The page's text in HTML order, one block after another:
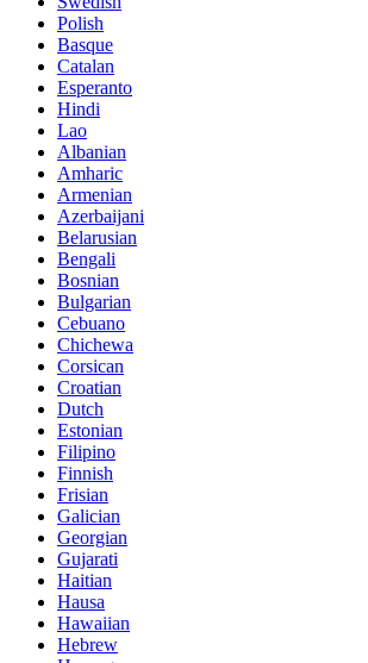
Polish
Basque
Catalan
Esperanto
Hindi
Lao
Albanian
Amharic
Armenian
Azerbaijani
Belarusian
Bengali
Bosnian
Bulgarian
Cebuano
Chichewa
Corsican
Croatian
Dutch
Estonian
Filipino
Finnish
Frisian
Galician
Georgian
Gujarati
Haitian
Hausa
Hawaiian
Hebrew